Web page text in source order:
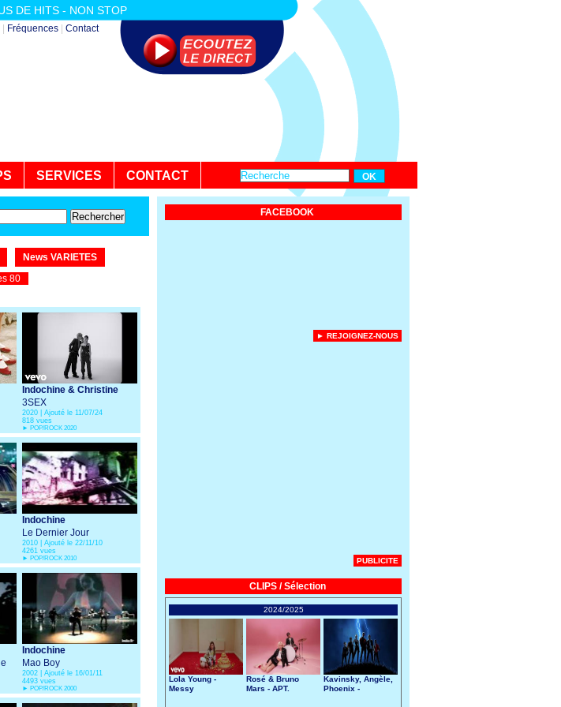
DE HITS - NON STOP
Fréquences Contact
SERVICES CONTACT
News VARIETES
80
Indochine & Christine
and the Queens
3SEX
2020 | Ajouté le 11/07/24
818 vues
► POP/ROCK 2020
Indochine
Le Dernier Jour
2010 | Ajouté le 22/11/10
4261 vues
► POP/ROCK 2010
Indochine
Mao Boy
2002 | Ajouté le 16/01/11
4493 vues
► POP/ROCK 2000
FACEBOOK
► REJOIGNEZ-NOUS
PUBLICITE
CLIPS / Sélection
2024/2025
Lola Young -
Messy
Rosé & Bruno
Mars - APT.
Kavinsky, Angèle,
Phoenix -